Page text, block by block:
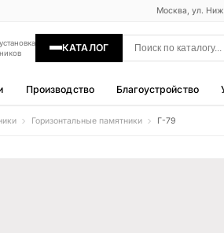
Москва, ул.
КАТАЛОГ
Производство Благоустройство
Горизонтальные памятники Г-79